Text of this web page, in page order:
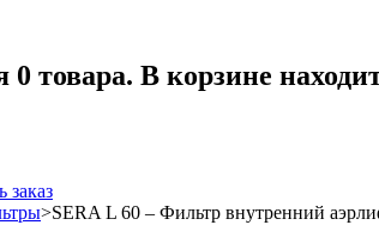
0 товара. В корзине
заказ
>SERA L 60 – Фильтр внутренний